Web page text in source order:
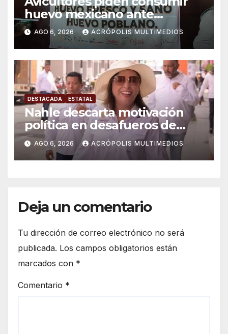
huevo mexicano ante
importaciones
AGO 6, 2026 ACRÓPOLIS MULTIMEDIOS
DESTACADA ESTATAL
Nahle descarta motivación
política en desafueros de
alcaldes
AGO 6, 2026 ACRÓPOLIS MULTIMEDIOS
Deja un comentario
Tu dirección de correo electrónico no será
publicada. Los campos obligatorios están
marcados con *
Comentario *